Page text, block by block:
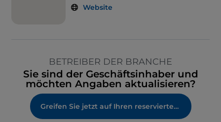
Website
BETREIBER DER BRANCHE
Sie sind der Geschäftsinhaber und
möchten Angaben aktualisieren?
Greifen Sie jetzt auf Ihren reservierten Bereich zu